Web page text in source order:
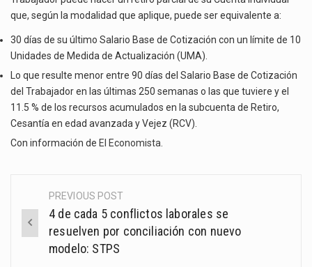
que, según la modalidad que aplique, puede ser equivalente a:
30 días de su último Salario Base de Cotización con un límite de 10
Unidades de Medida de Actualización (UMA).
Lo que resulte menor entre 90 días del Salario Base de Cotización
del Trabajador en las últimas 250 semanas o las que tuviere y el
11.5 % de los recursos acumulados en la subcuenta de Retiro,
Cesantía en edad avanzada y Vejez (RCV).
Con información de El Economista.
Post
navigation
PREVIOUS POST
4 de cada 5 conflictos laborales se
resuelven por conciliación con nuevo
modelo: STPS